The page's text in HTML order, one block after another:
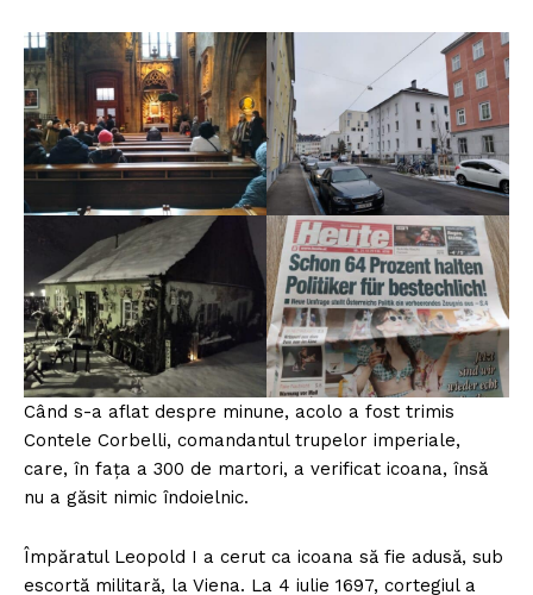
Când s-a aflat despre minune, acolo a fost trimis
Contele Corbelli, comandantul trupelor imperiale,
care, în faţa a 300 de martori, a verificat icoana, însă
nu a găsit nimic îndoielnic.
Împăratul Leopold I a cerut ca icoana să fie adusă, sub
escortă militară, la Viena. La 4 iulie 1697, cortegiul a